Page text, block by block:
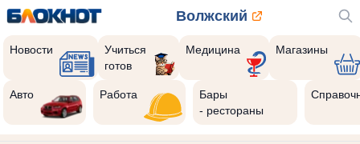
Волжский
Новости
Учиться
готов
Медицина Магазины
Авто Работа
Бары
- рестораны